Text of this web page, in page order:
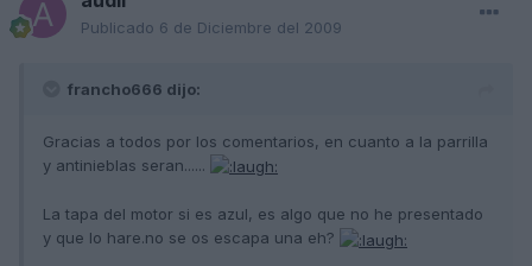
Publicado 6 de Diciembre del 2009
francho666 dijo:
Gracias a todos por los comentarios, en cuanto a la parrilla
y antinieblas seran......
La tapa del motor si es azul, es algo que no he presentado
y que lo hare.no se os escapa una eh?